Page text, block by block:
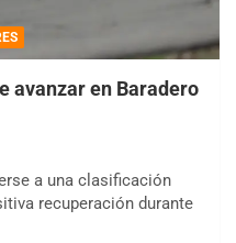
avanzar en Baradero
a una clasificación
recuperación durante